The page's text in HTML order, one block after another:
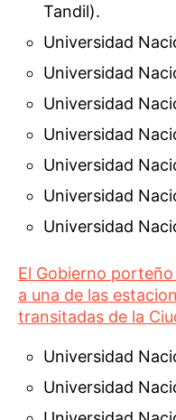
Tandil).
Universidad
Universidad
Universidad
Universidad
Universidad
Universidad
Universidad
El Gobierno
a una de las
transitadas de la
Universidad
Universidad